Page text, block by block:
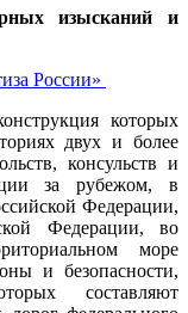
изысканий и
России»
которых
двух и более
консульств и
за рубежом, в
Федерации,
Федерации, во
море
и безопасности,
составляют